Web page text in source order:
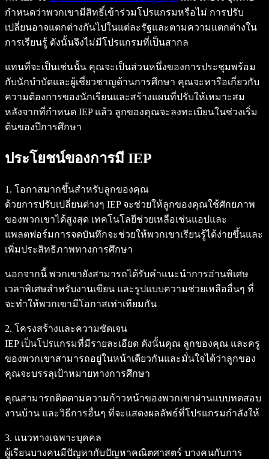
กำหนดว่าพวกเขามีสิทธิ์เข้าร่วมโปรแกรมหรือไม่ การปรับ
เปลี่ยนอาจแตกต่างกันไปในแต่ละรัฐและตามความแตกต่างใน
การเรียนรู้ ดังนั้นจึงไม่มีโปรแกรมที่เป็นสากล
แทนที่จะเป็นเช่นนั้น คุณจะเป็นส่วนหนึ่งของการประชุมพร้อม
กับนักบำบัดและผู้เชี่ยวชาญด้านการศึกษา คุณจะหารือเกี่ยวกับ
ความต้องการของนักเรียนและสร้างแผนที่ปรับให้เหมาะสม
หลังจากที่กำหนด IEP แล้ว ลูกของคุณจะลงทะเบียนในช่วงเริ่ม
ต้นของปีการศึกษา
ประโยชน์ของการมี IEP
1. โอกาสมากขึ้นสำหรับลูกของคุณ
ด้วยการปรับเปลี่ยนต่างๆ IEP จะช่วยให้ลูกของคุณใช้ศักยภาพ
ของพวกเขาได้สูงสุด เทคโนโลยีช่วยเหลือเช่นแอปและ
แพลตฟอร์มการจดบันทึกจะช่วยให้พวกเขาเรียนรู้ได้ง่ายขึ้นและ
เพิ่มประสิทธิภาพทางการศึกษา
นอกจากนี้ พวกเขายังสามารถได้รับคำแนะนำการอ่านพิเศษ
เวลาพิเศษสำหรับงานเขียน และรูปแบบความช่วยเหลืออื่นๆ ที่
จะทำให้พวกเขามีโอกาสเท่าเทียมกัน
2. โครงสร้างและความชัดเจน
IEP เป็นโปรแกรมที่มีรายละเอียด ดังนั้นคุณ ลูกของคุณ และครู
ของพวกเขาสามารถอยู่ในหน้าเดียวกันและมั่นใจได้ว่าลูกของ
คุณจะบรรลุเป้าหมายทางการศึกษา
คุณสามารถติดตามความก้าวหน้าของพวกเขาผ่านแบบทดสอบ
งานบ้าน และวิธีการอื่นๆ ที่จะแสดงผลลัพธ์ที่โปรแกรมกำลังให้
3. แนวทางเฉพาะบุคคล
ผู้เรียนบางคนมีปัญหากับปัญหาคณิตศาสตร์ บางคนกับการ